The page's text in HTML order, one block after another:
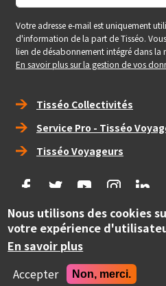
Votre adresse e-mail est uniquement
d'information de la part de Tisséo.
lien de désabonnement intégré dans la
En savoir plus sur la gestion de vos
Right_footer
Tisséo Collectivités
Service Pro - Tisséo
Tisséo Voyageurs
social
Copyright
© Tisséo Collectivités 2020 -
mobilités de la grande
Realise
Site conçu et développé par
Nous utilisons des cookies
votre expérience
En savoir plus
Accepter
Non, merci.